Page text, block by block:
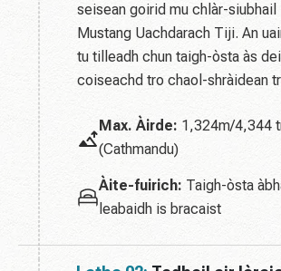
seisean goirid mu chlàr-
Mustang Uachdarach Tiji. An
tu tilleadh chun taigh-òsta às
coiseachd tro chaol-shràidean
Max. Àirde: 1,324m/4,344
(Cathmandu)
Àite-fuirich: Taigh-òsta
leabaidh is bracaist